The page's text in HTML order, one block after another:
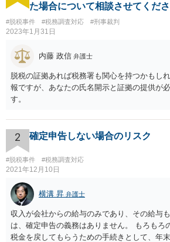
た場合について相談させてくださ
#脱税事件 #税務調査対応 #刑事裁判
2023年1月31日
内藤 政信 弁護士
脱税の証拠あれば税務署も関心を持つかもし
報ですが、あなたの氏名開示と証拠の提供が
す。
2 確定申告しない場合のリスク
#脱税事件 #税務調査対応
2021年12月10日
横溝 昇 弁護士
収入が会社からの給与のみであり、その給与
は、確定申告の義務はありません。 もろもろ
税金を戻してもらうための手続きとして、年